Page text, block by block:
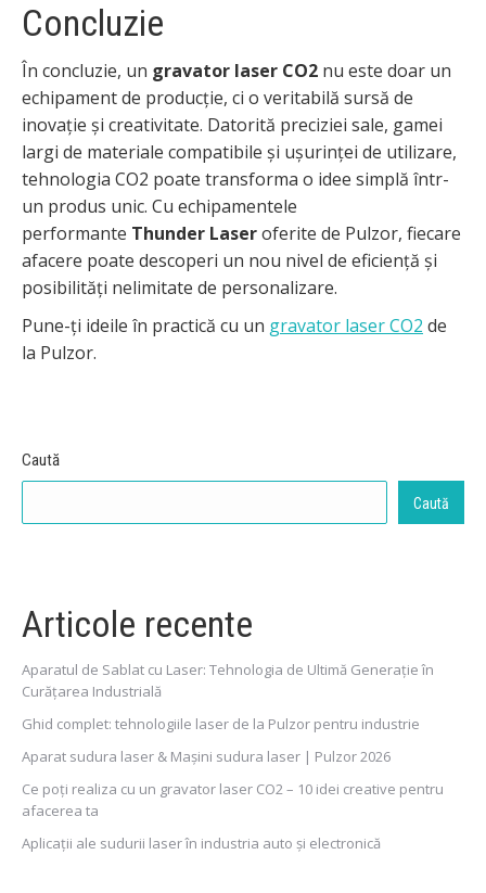
Concluzie
În concluzie, un gravator laser CO2 nu este doar un
echipament de producție, ci o veritabilă sursă de
inovație și creativitate. Datorită preciziei sale, gamei
largi de materiale compatibile și ușurinței de utilizare,
tehnologia CO2 poate transforma o idee simplă într-
un produs unic. Cu echipamentele
performante Thunder Laseroferite de Pulzor, fiecare
afacere poate descoperi un nou nivel de eficiență și
posibilități nelimitate de personalizare.
Pune-ți ideile în practică cu un gravator laser CO2 de
la Pulzor.
Caută
Caută
Articole recente
Aparatul de Sablat cu Laser: Tehnologia de Ultimă Generație în
Curățarea Industrială
Ghid complet: tehnologiile laser de la Pulzor pentru industrie
Aparat sudura laser & Mașini sudura laser | Pulzor 2026
Ce poți realiza cu un gravator laser CO2 – 10 idei creative pentru
afacerea ta
Aplicații ale sudurii laser în industria auto și electronică